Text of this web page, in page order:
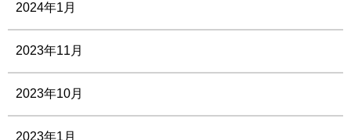
2024年1月
2023年11月
2023年10月
2023年1月